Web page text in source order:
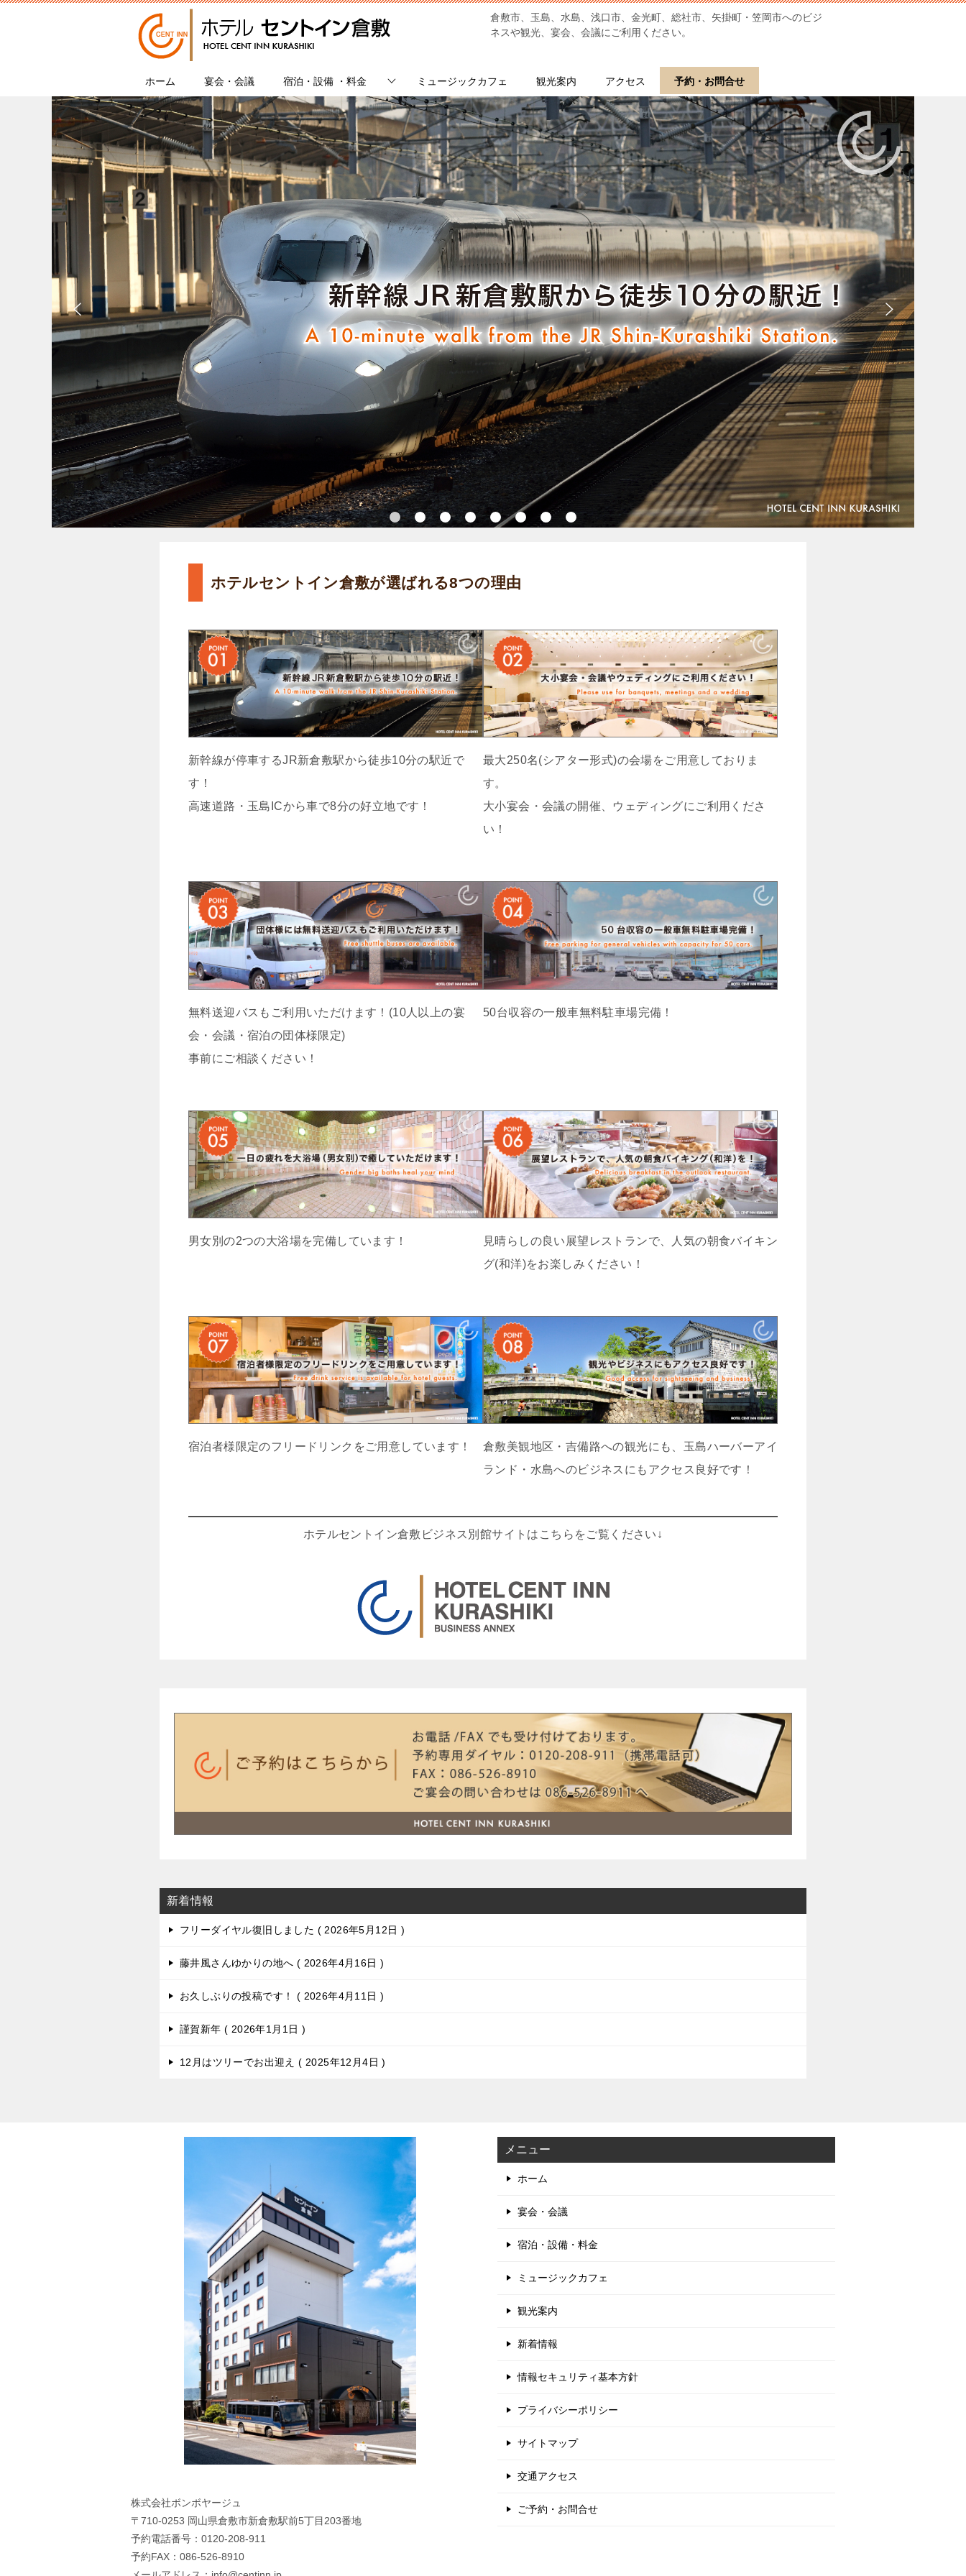
倉敷市、玉島、水島、浅口市、金光町、総社市、矢掛町・笠岡市へのビジ
ネスや観光、宴会、会議にご利用ください。
ホーム 宴会・会議 宿泊・設備 ・料金 ミュージックカフェ 観光案内 アクセス 予約・お問合せ
ホテルセントイン倉敷が選ばれる8つの理由
新幹線が停車するJR新倉敷駅から徒歩10分の駅近で
す！
高速道路・玉島ICから車で8分の好立地です！
最大250名(シアター形式)の会場をご用意しておりま
す。
大小宴会・会議の開催、ウェディングにご利用くださ
い！
無料送迎バスもご利用いただけます！(10人以上の宴
会・会議・宿泊の団体様限定)
事前にご相談ください！
50台収容の一般車無料駐車場完備！
男女別の2つの大浴場を完備しています！
見晴らしの良い展望レストランで、人気の朝食バイキン
グ(和洋)をお楽しみください！
宿泊者様限定のフリードリンクをご用意しています！
倉敷美観地区・吉備路への観光にも、玉島ハーバーアイ
ランド・水島へのビジネスにもアクセス良好です！
ホテルセントイン倉敷ビジネス別館サイトはこちらをご覧ください↓
新着情報
フリーダイヤル復旧しました 2026年5月12日
藤井風さんゆかりの地へ 2026年4月16日
お久しぶりの投稿です！ 2026年4月11日
謹賀新年 2026年1月1日
12月はツリーでお出迎え 2025年12月4日
株式会社ボンボヤージュ
〒710-0253 岡山県倉敷市新倉敷駅前5丁目203番地
予約電話番号：0120-208-911
予約FAX：086-526-8910
メニュー
ホーム
宴会・会議
宿泊・設備・料金
ミュージックカフェ
観光案内
新着情報
情報セキュリティ基本方針
プライバシーポリシー
サイトマップ
交通アクセス
ご予約・お問合せ